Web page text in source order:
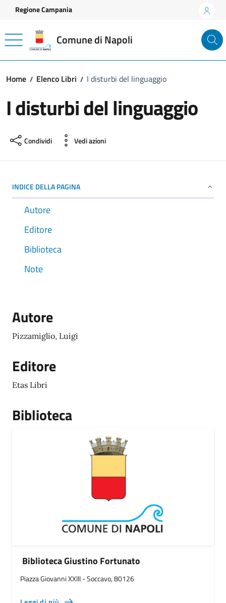
Vai ai contenuti
Vai al footer
Regione Campania
Comune di Napoli
Home Elenco Libri I disturbi del linguaggio
I disturbi del linguaggio
Condividi Vedi azioni
INDICE DELLA PAGINA
Autore
Editore
Biblioteca
Note
Autore
Pizzamiglio, Luigi
Editore
Etas Libri
Biblioteca
Biblioteca Giustino Fortunato
Piazza Giovanni XXIII - Soccavo, 80126